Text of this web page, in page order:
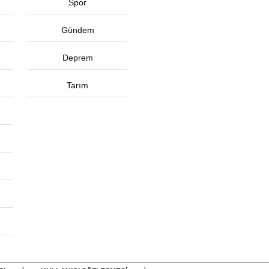
Spor
Gündem
Deprem
Tarım